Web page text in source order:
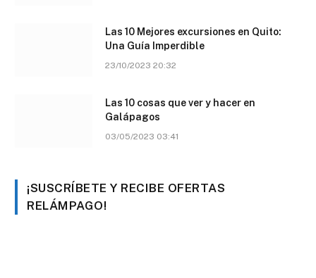
Las 10 Mejores excursiones en Quito:
Una Guía Imperdible
23/10/2023 20:32
Las 10 cosas que ver y hacer en
Galápagos
03/05/2023 03:41
¡SUSCRÍBETE Y RECIBE OFERTAS
RELÁMPAGO!